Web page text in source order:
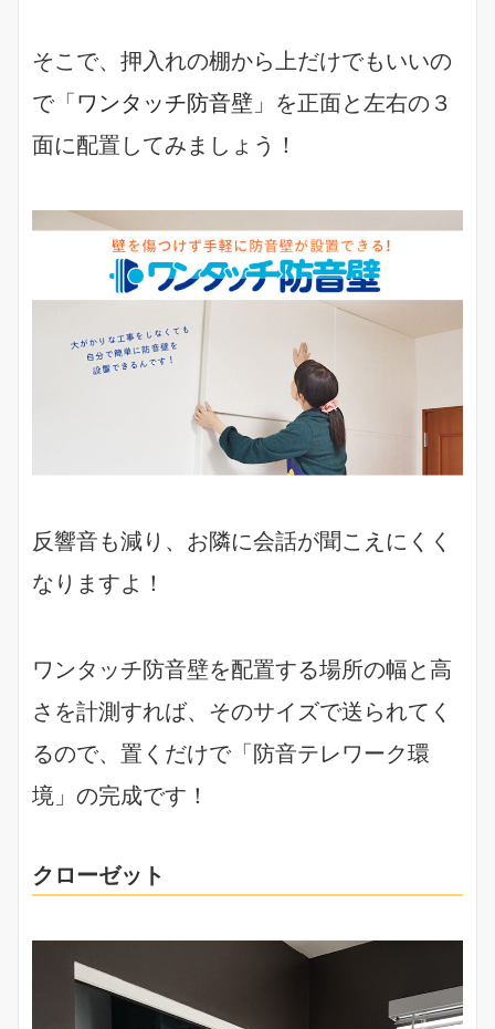
そこで、押入れの棚から上だけでもいいの
で「ワンタッチ防音壁 」を正面と左右の３
面に配置してみましょう！
反響音も減り、お隣に会話が聞こえにくく
なりますよ！
ワンタッチ防音壁を配置する場所の幅と高
さを計測すれば、そのサイズで送られてく
るので、置くだけで「防音テレワーク環
境」の完成です！
クローゼット